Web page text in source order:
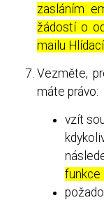
zasláním
žádostí o
mailu
Vezměte,
máte právo:
vzít
funkce